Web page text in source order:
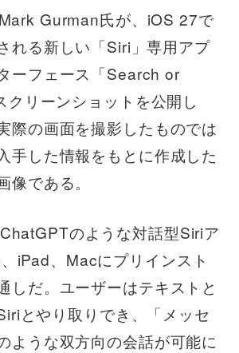
Gurman氏が、iOS 27で
れる新しい「Siri」専用アプ
ーフェース「Search or
クリーンショットを公開し
際の画面を撮影したものでは
手した情報をもとに作成した
像である。
のような対話型Siriア
iPad、Macにプリインスト
しだ。ユーザーはテキストと
とやり取りでき、「メッセ
ような双方向の会話が可能に